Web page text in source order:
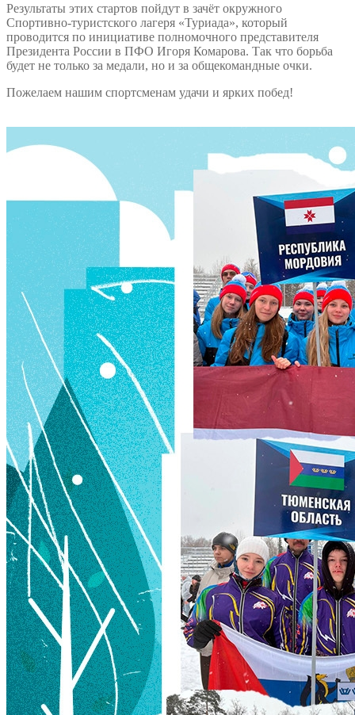
Результаты этих стартов пойдут в зачёт окружного
Спортивно-туристского лагеря «Туриада», который
проводится по инициативе полномочного представителя
Президента России в ПФО Игоря Комарова. Так что борьба
будет не только за медали, но и за общекомандные очки.
Пожелаем нашим спортсменам удачи и ярких побед!